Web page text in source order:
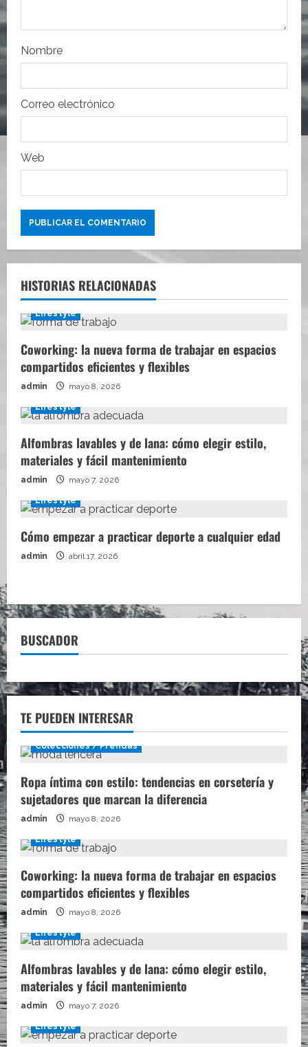
r
a
d
a
s
Nombre
Correo electrónico
Web
HISTORIAS RELACIONADAS
Lifestyle
Coworking: la nueva forma de trabajar en espacios
compartidos eficientes y flexibles
admin mayo 8, 2026
Lifestyle
Alfombras lavables y de lana: cómo elegir estilo,
materiales y fácil mantenimiento
admin mayo 7, 2026
Lifestyle
Cómo empezar a practicar deporte a cualquier edad
admin abril 17, 2026
BUSCADOR
TE PUEDEN INTERESAR
Colecciones / Prendas
Ropa íntima con estilo: tendencias en corsetería y
sujetadores que marcan la diferencia
admin mayo 8, 2026
Lifestyle
Coworking: la nueva forma de trabajar en espacios
compartidos eficientes y flexibles
admin mayo 8, 2026
Lifestyle
Alfombras lavables y de lana: cómo elegir estilo,
materiales y fácil mantenimiento
admin mayo 7, 2026
Lifestyle